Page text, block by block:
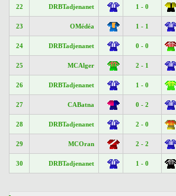
22 DRBTadjenanet 1 - 0
23 OMédéa 1 - 1
24 DRBTadjenanet 0 - 0
25 MCAlger 2 - 1
26 DRBTadjenanet 1 - 0
27 CABatna 0 - 2
28 DRBTadjenanet 2 - 0
29 MCOran 2 - 2
30 DRBTadjenanet 1 - 0